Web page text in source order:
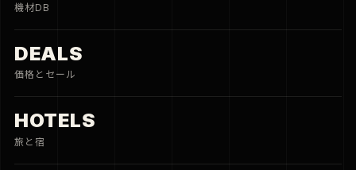
機材DB
DEALS
価格とセール
HOTELS
旅と宿